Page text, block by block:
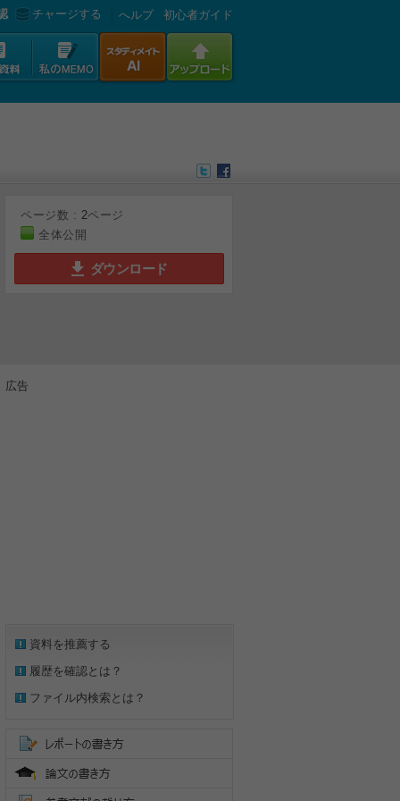
チャージする へルプ 初心者ガイド
ページ数 : 2ページ
全体公開
ダウンロード
広告
資料を推薦する
履歴を確認とは？
ファイル内検索とは？